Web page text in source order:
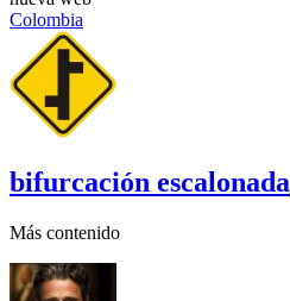
Colombia
bifurcación escalonada
Más contenido